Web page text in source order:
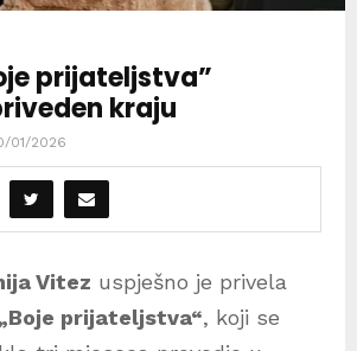
prijateljstva”
kraju
01/2026
Vitez uspješno je privela
prijateljstva“, koji se